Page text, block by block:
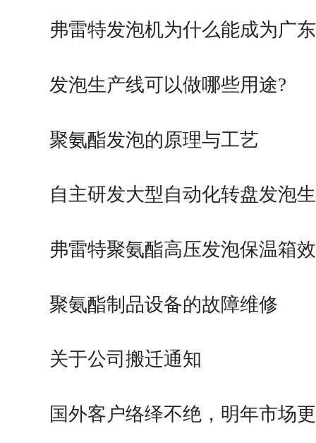
弗雷特发泡机为什么能成为广
发泡生产线可以做哪些用途?
聚氨酯发泡的原理与工艺
自主研发大型自动化转盘发泡
弗雷特聚氨酯高压发泡保温箱
聚氨酯制品设备的故障维修
关于公司搬迁通知
国外客户络绎不绝，明年市场